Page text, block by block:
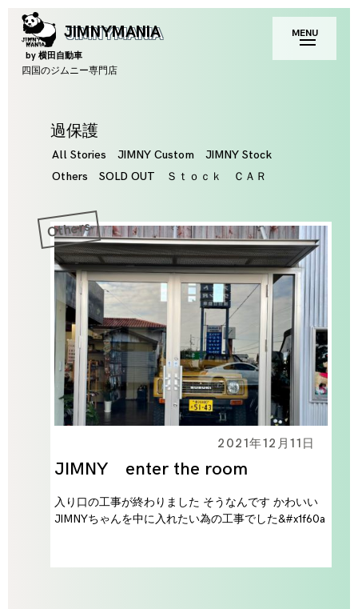
Skip
to
content
JIMNYMANIA
by 横田自動車
四国のジムニー専門店
toggle
open/close
sidebar
MENU
Tag
過保護
All Stories JIMNY Custom
JIMNY Stock
Others
SOLD OUT Ｓｔｏｃｋ ＣＡＲ
2021年12月11日
JIMNY enter the room
入り口の工事が終わりました そうなんです かわいい
JIMNYちゃんを中に入れたい為の工事でした&#x1f60a
Others